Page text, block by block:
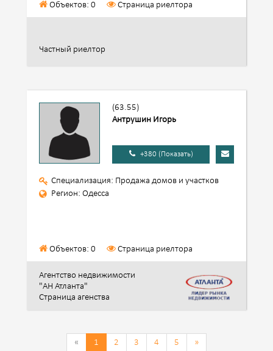
Объектов: 0 Страница риелтора
Частный риелтор
(63.55)
Антрушин Игорь
+380 (Показать)
Специализация: Продажа домов и участков
Регион: Одесса
Объектов: 0 Страница риелтора
Агентство недвижимости
"АН Атланта"
Страница агенства
« 1 2 3 4 5 »